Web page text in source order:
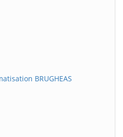
BRUGHEAS